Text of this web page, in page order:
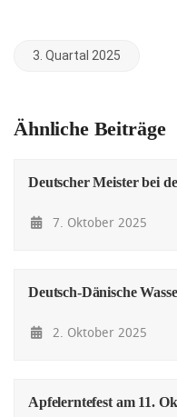
3. Quartal 2025
Ähnliche Beiträge
Deutscher Meister bei
7. Oktober 2025
Deutsch-Dänische
2. Oktober 2025
Apfelerntefest am 11.